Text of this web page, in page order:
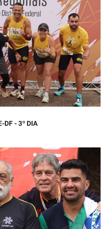
DF - 3º DIA